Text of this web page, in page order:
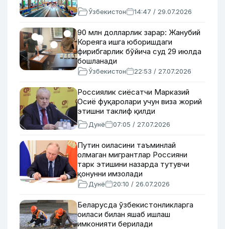
Ўзбекистон 14:47 / 29.07.2026
90 млн долларлик зарар: Жанубий
Кореяга ишга юборишдаги
фирибгарлик бўйича суд 29 июлда
бошланади
Ўзбекистон 22:53 / 27.07.2026
Россиялик сиёсатчи Марказий
Осиё фуқаролари учун виза жорий
этишни таклиф қилди
Дунё 07:05 / 27.07.2026
Путин оиласини таъминлай
олмаган мигрантлар Россияни
тарк этишини назарда тутувчи
қонунни имзолади
Дунё 20:10 / 26.07.2026
Беларусда ўзбекистонликларга
оиласи билан яшаб ишлаш
имконияти берилади